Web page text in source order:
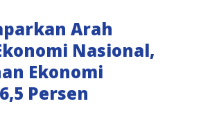
Arah
Nasional,
Ekonomi
Persen